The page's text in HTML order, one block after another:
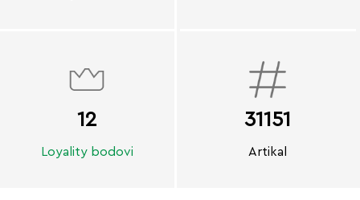
12
Loyality bodovi
31151
Artikal